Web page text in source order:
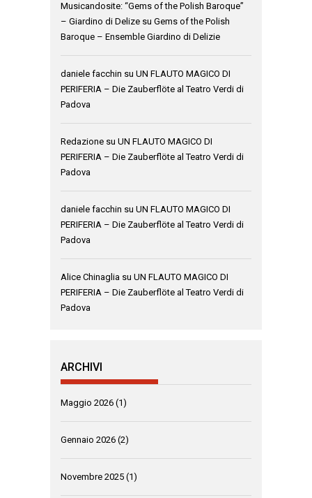
Musicandosite: “Gems of the Polish Baroque”
– Giardino di Delize su Gems of the Polish
Baroque – Ensemble Giardino di Delizie
daniele facchin su UN FLAUTO MAGICO DI
PERIFERIA – Die Zauberflöte al Teatro Verdi di
Padova
Redazione su UN FLAUTO MAGICO DI
PERIFERIA – Die Zauberflöte al Teatro Verdi di
Padova
daniele facchin su UN FLAUTO MAGICO DI
PERIFERIA – Die Zauberflöte al Teatro Verdi di
Padova
Alice Chinaglia su UN FLAUTO MAGICO DI
PERIFERIA – Die Zauberflöte al Teatro Verdi di
Padova
ARCHIVI
Maggio 2026 (1)
Gennaio 2026 (2)
Novembre 2025 (1)